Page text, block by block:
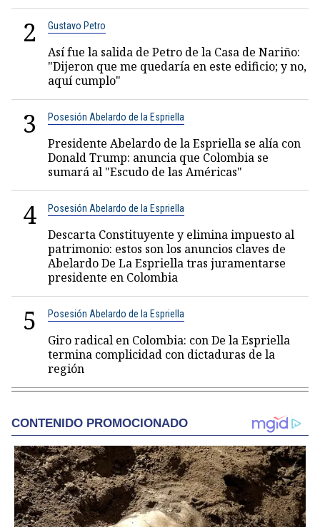
2 Gustavo Petro
Así fue la salida de Petro de la Casa de Nariño:
"Dijeron que me quedaría en este edificio; y no,
aquí cumplo"
3 Posesión Abelardo de la Espriella
Presidente Abelardo de la Espriella se alía con
Donald Trump: anuncia que Colombia se
sumará al "Escudo de las Américas"
4 Posesión Abelardo de la Espriella
Descarta Constituyente y elimina impuesto al
patrimonio: estos son los anuncios claves de
Abelardo De La Espriella tras juramentarse
presidente en Colombia
5 Posesión Abelardo de la Espriella
Giro radical en Colombia: con De la Espriella
termina complicidad con dictaduras de la
región